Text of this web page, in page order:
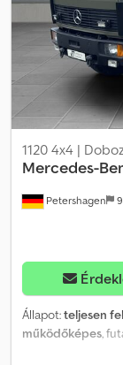
Petershagen
1120 4x4 |
Mercedes-
Állapot:teljesen
működőképes ,